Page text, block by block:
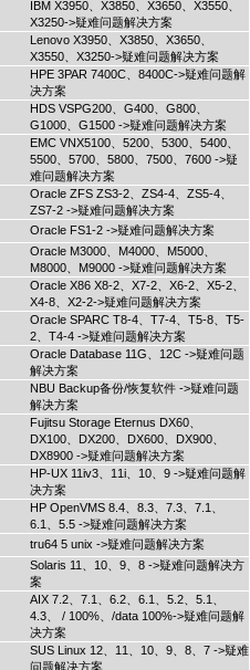
IBM X3950、X3850、X3650、X3550、
X3250->疑难问题解决方案
Lenovo X3950、X3850、X3650、
X3550、X3250->疑难问题解决方案
HPE 3PAR 7400C、8400C->疑难问题解
决方案
HDS VSPG200、G400、G800、
G1000、G1500 ->疑难问题解决方案
EMC VNX5100、5200、5300、5400、
5500、5700、5800、7500、7600 ->疑
难问题解决方案
Oracle ZFS ZS3-2、ZS4-4、ZS5-4、
ZS7-2 ->疑难问题解决方案
Oracle FS1-2 ->疑难问题解决方案
Oracle M3000、M4000、M5000、
M8000、M9000 ->疑难问题解决方案
Oracle X86 X8-2、X7-2、X6-2、X5-2、
X4-8、X2-2->疑难问题解决方案
Oracle SPARC T8-4、T7-4、T5-8、T5-
2、T4-4 ->疑难问题解决方案
Oracle Database 11G、12C ->疑难问题
解决方案
NBU Backup备份/恢复软件 ->疑难问题
解决方案
Fujitsu Storage Eternus DX60、
DX100、DX200、DX600、DX900、
DX8900 ->疑难问题解决方案
HP-UX 11iv3、11i、10、9 ->疑难问题解
决方案
HP OpenVMS 8.4、8.3、7.3、7.1、
6.1、5.5 ->疑难问题解决方案
tru64 5 unix ->疑难问题解决方案
Solaris 11、10、9、8 ->疑难问题解决方
案
AIX 7.2、7.1、6.2、6.1、5.2、5.1、
4.3、 / 100%、/data 100%->疑难问题解
决方案
SUS Linux 12、11、10、9、8、7 ->疑难
问题解决方案